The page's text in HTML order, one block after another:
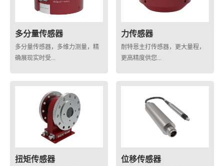
多分量传感器
多分量传感器，多维力测量，精
确展现实时受...
力传感器
耐特恩主打传感器，更大量程，
更高精度供您...
扭矩传感器 位移传感器